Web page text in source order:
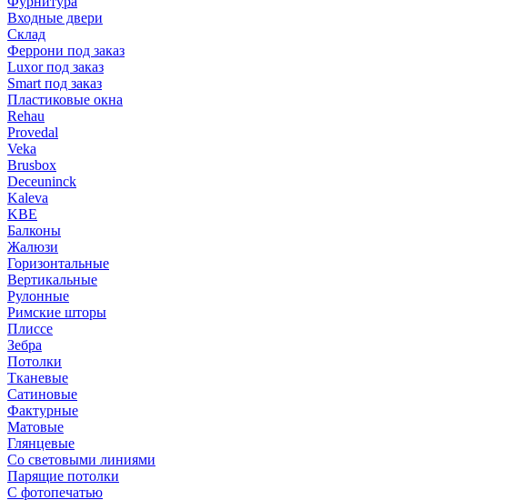
Входные двери
Склад
Феррони под заказ
Luxor под заказ
Smart под заказ
Пластиковые окна
Rehau
Provedal
Veka
Brusbox
Deceuninck
Kaleva
KBE
Балконы
Жалюзи
Горизонтальные
Вертикальные
Рулонные
Римские шторы
Плиссе
Зебра
Потолки
Тканевые
Сатиновые
Фактурные
Матовые
Глянцевые
Со световыми линиями
Парящие потолки
С фотопечатью